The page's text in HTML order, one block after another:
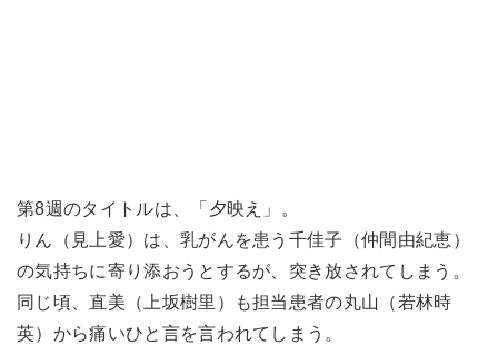
第8週のタイトルは、「夕映え」。
りん（見上愛）は、乳がんを患う千佳子（仲間由紀恵）
の気持ちに寄り添おうとするが、突き放されてしまう。
同じ頃、直美（上坂樹里）も担当患者の丸山（若林時
英）から痛いひと言を言われてしまう。